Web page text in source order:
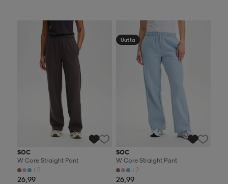
Valitse 2, maksa 44,99€
SOC
W Core Straight Pant
+2
26,99
Valitse 2, maksa 44,99€
Uutta
SOC
W Core Straight Pant
+2
26,99